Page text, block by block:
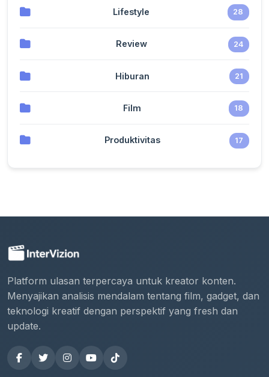
Lifestyle 28
Review 24
Hiburan 21
Film 18
Produktivitas 17
Platform ulasan terpercaya untuk kreator konten.
Menyajikan analisis mendalam tentang film, gadget, dan
teknologi kreatif dengan perspektif yang fresh dan
update.